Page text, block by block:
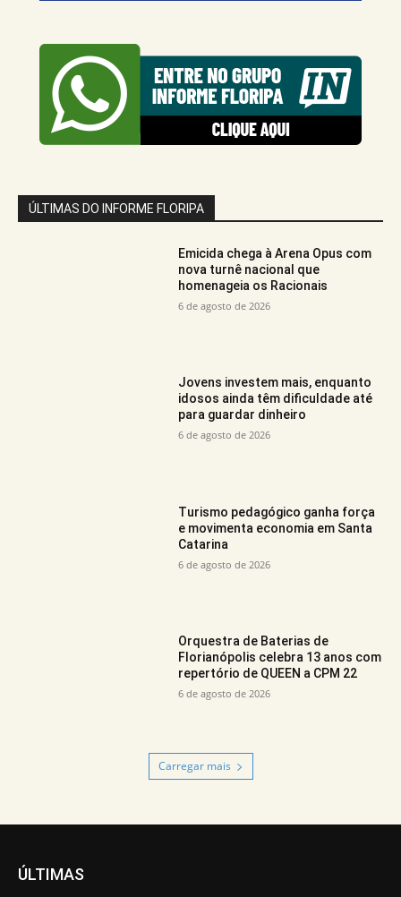
ÚLTIMAS DO INFORME FLORIPA
Emicida chega à Arena Opus com
nova turnê nacional que
homenageia os Racionais
6 de agosto de 2026
Jovens investem mais, enquanto
idosos ainda têm dificuldade até
para guardar dinheiro
6 de agosto de 2026
Turismo pedagógico ganha força
e movimenta economia em Santa
Catarina
6 de agosto de 2026
Orquestra de Baterias de
Florianópolis celebra 13 anos com
repertório de QUEEN a CPM 22
6 de agosto de 2026
Carregar mais
ÚLTIMAS